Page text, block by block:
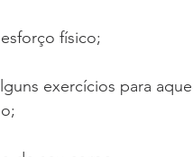
físico;
exercícios para